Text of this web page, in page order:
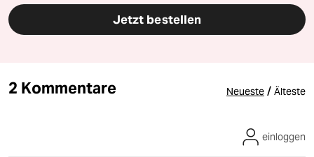
Jetzt bestellen
2 Kommentare Neueste / Älteste
einloggen